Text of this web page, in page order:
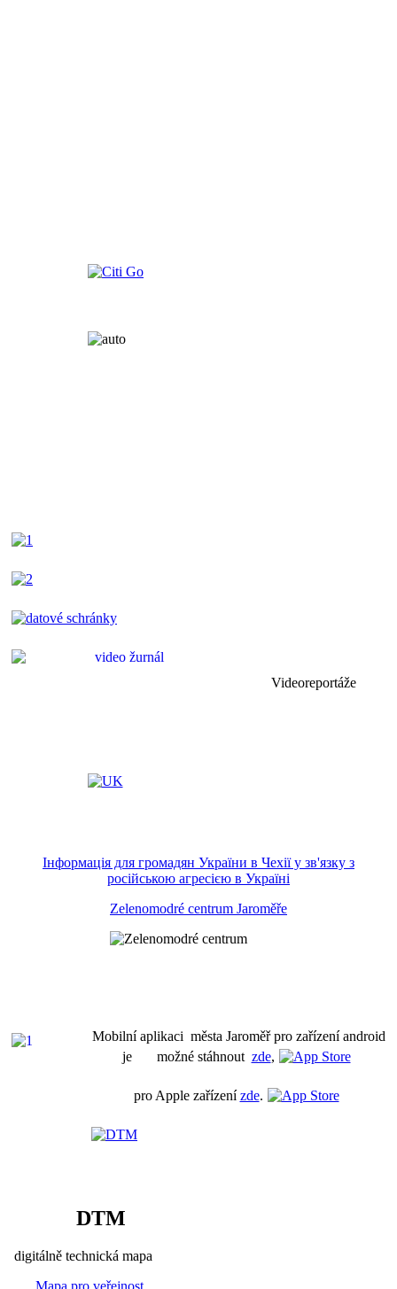
Videoreportáže
Інформація для громадян України в Чехії у зв'язку з
російською агресією в Україні
Zelenomodré centrum Jaroměře
Mobilní aplikaci města Jaroměř pro zařízení android
je možné stáhnout zde,
pro Apple zařízenízde.
DTM
digitálně technická mapa
Mapa pro veřejnost